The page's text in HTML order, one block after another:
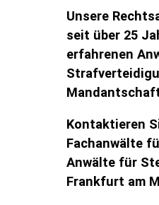
Unsere
seit über 25
erfahrenen
Kontaktieren
Fachanwälte
Anwälte für
Frankfurt am